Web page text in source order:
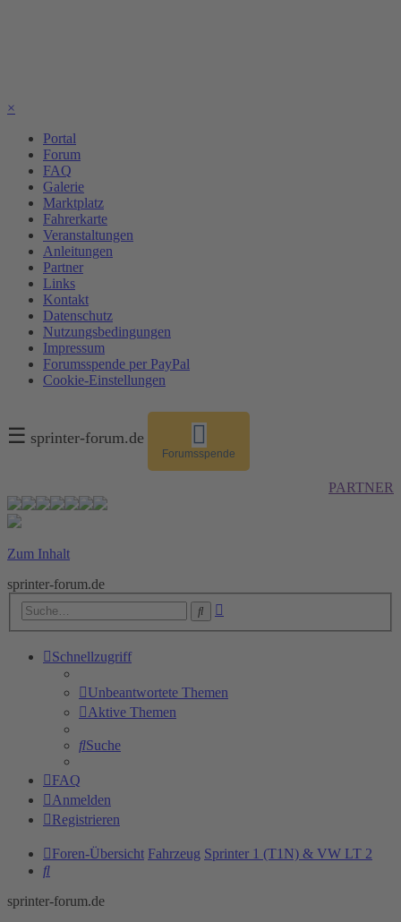
×
Portal
Forum
FAQ
Galerie
Marktplatz
Fahrerkarte
Veranstaltungen
Anleitungen
Partner
Links
Kontakt
Datenschutz
Nutzungsbedingungen
Impressum
Forumsspende per PayPal
Cookie-Einstellungen
☰ sprinter-forum.de
Forumsspende
PARTNER
Zum Inhalt
sprinter-forum.de
Suche
Schnellzugriff
Unbeantwortete Themen
Aktive Themen
Suche
FAQ
Anmelden
Registrieren
Foren-Übersicht Fahrzeug Sprinter 1 (T1N) & VW LT 2
Suche
sprinter-forum.de